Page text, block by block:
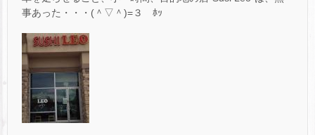
事あった・・・(＾▽＾)=３ ﾎｯ